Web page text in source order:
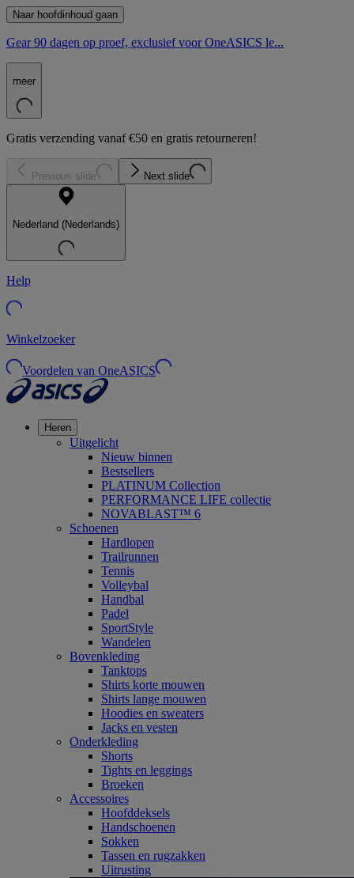
Naar hoofdinhoud gaan
Gear 90 dagen op proef, exclusief voor OneASICS le...
meer
Gratis verzending vanaf €50 en gratis retourneren!
Previous slide Next slide
Nederland (Nederlands)
Help
Winkelzoeker
Voordelen van OneASICS
Heren
Uitgelicht
Nieuw binnen
Bestsellers
PLATINUM Collection
PERFORMANCE LIFE collectie
NOVABLAST™ 6
Schoenen
Hardlopen
Trailrunnen
Tennis
Volleybal
Handbal
Padel
SportStyle
Wandelen
Bovenkleding
Tanktops
Shirts korte mouwen
Shirts lange mouwen
Hoodies en sweaters
Jacks en vesten
Onderkleding
Shorts
Tights en leggings
Broeken
Accessoires
Hoofddeksels
Handschoenen
Sokken
Tassen en rugzakken
Uitrusting